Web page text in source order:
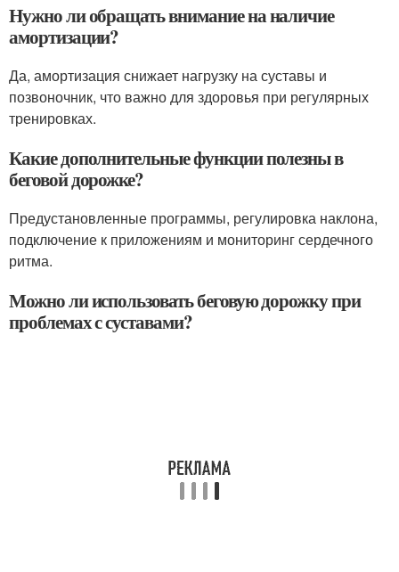
Нужно ли обращать внимание на наличие
амортизации?
Да, амортизация снижает нагрузку на суставы и
позвоночник, что важно для здоровья при регулярных
тренировках.
Какие дополнительные функции полезны в
беговой дорожке?
Предустановленные программы, регулировка наклона,
подключение к приложениям и мониторинг сердечного
ритма.
Можно ли использовать беговую дорожку при
проблемах с суставами?